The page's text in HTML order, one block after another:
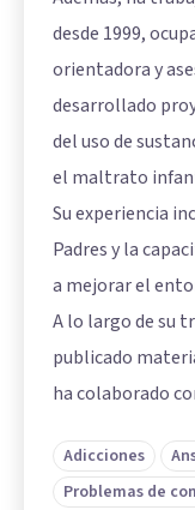
desde 1999,
orientadora y
desarrollado
del uso de
el maltrato
Su experiencia
Padres y la
a mejorar el
A lo largo de su
publicado
ha colaborado
Adicciones
Problemas de